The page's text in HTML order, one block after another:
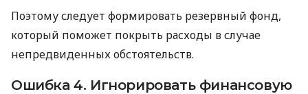
Поэтому следует формировать резервный фонд,
который поможет покрыть расходы в случае
непредвиденных обстоятельств.
Ошибка 4. Игнорировать финансовую